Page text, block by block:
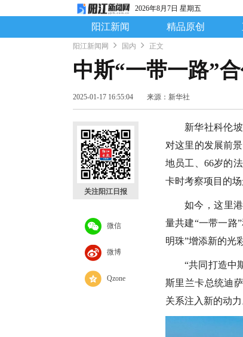
2026年8月7日 星期五
阳江新闻 精品原创
阳江新闻网 国内 正文
中斯“一带一路”
2025-01-17 16:55:04 来源：新华社
关注阳江日报
微信
微博
Qzone
新华社科伦
对这里的发展前
地员工、66岁的
卡时考察项目的场
如今，这里
量共建“一带一路
明珠”增添新的光
“共同打造中
斯里兰卡总统迪
关系注入新的动力